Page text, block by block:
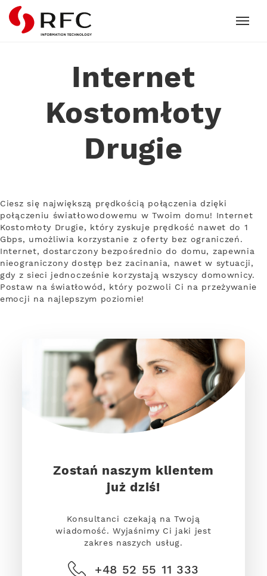
RFC
Internet
Kostomłoty
Drugie
Ciesz się największą prędkością połączenia dzięki
połączeniu światłowodowemu w Twoim domu! Internet
Kostomłoty Drugie, który zyskuje prędkość nawet do 1
Gbps, umożliwia korzystanie z oferty bez ograniczeń.
Internet, dostarczony bezpośrednio do domu, zapewnia
nieograniczony dostęp bez zacinania, nawet w sytuacji,
gdy z sieci jednocześnie korzystają wszyscy domownicy.
Postaw na światłowód, który pozwoli Ci na przeżywanie
emocji na najlepszym poziomie!
Zostań naszym klientem
już dziś!
Konsultanci czekają na Twoją
wiadomość. Wyjaśnimy Ci jaki jest
zakres naszych usług.
+48 52 55 11 333